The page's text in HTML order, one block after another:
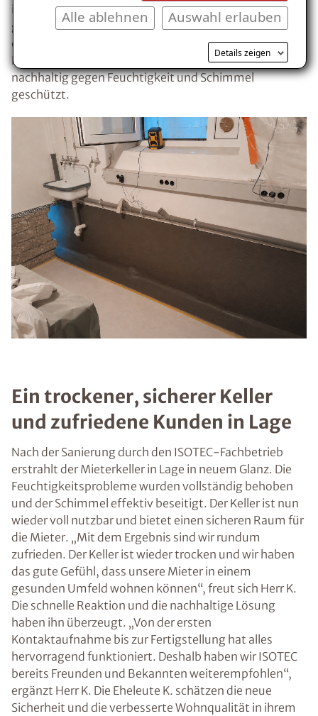
Auswahl erlauben
Alle ablehnen
Details zeigen
immer pünktlich, sehr fleißig und hat alles sauber und
gewissenhaft ausgeführt. Man hat gemerkt, dass hier
ein echter Profi am Werk ist“, sagt Herr K. Durch die
Kombination dieser Maßnahmen wurde der Keller
nachhaltig gegen Feuchtigkeit und Schimmel
geschützt.
Ein trockener, sicherer Keller
und zufriedene Kunden in Lage
Nach der Sanierung durch den ISOTEC-Fachbetrieb
erstrahlt der Mieterkeller in Lage in neuem Glanz. Die
Feuchtigkeitsprobleme wurden vollständig behoben
und der Schimmel effektiv beseitigt. Der Keller ist nun
wieder voll nutzbar und bietet einen sicheren Raum für
die Mieter. „Mit dem Ergebnis sind wir rundum
zufrieden. Der Keller ist wieder trocken und wir haben
das gute Gefühl, dass unsere Mieter in einem
gesunden Umfeld wohnen können“, freut sich Herr K.
Die schnelle Reaktion und die nachhaltige Lösung
haben ihn überzeugt. „Von der ersten
Kontaktaufnahme bis zur Fertigstellung hat alles
hervorragend funktioniert. Deshalb haben wir ISOTEC
bereits Freunden und Bekannten weiterempfohlen“,
ergänzt Herr K. Die Eheleute K. schätzen die neue
Sicherheit und die verbesserte Wohnqualität in ihrem